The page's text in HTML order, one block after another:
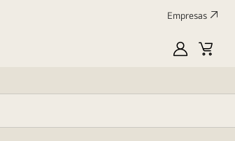
Empresas
MyLG